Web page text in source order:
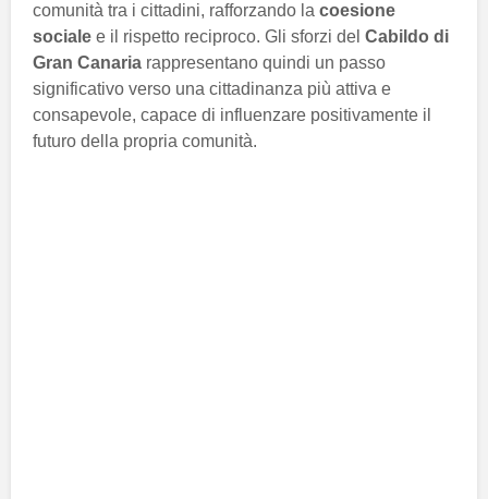
comunità tra i cittadini, rafforzando la coesione
sociale e il rispetto reciproco. Gli sforzi del Cabildo di
Gran Canaria rappresentano quindi un passo
significativo verso una cittadinanza più attiva e
consapevole, capace di influenzare positivamente il
futuro della propria comunità.